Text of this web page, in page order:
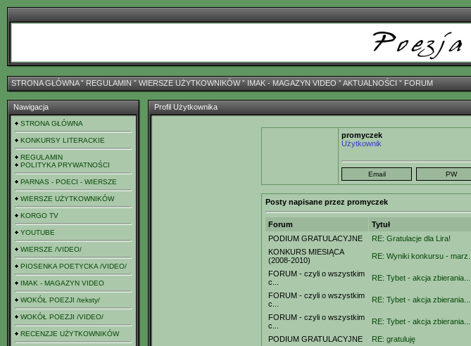
STRONA GŁÓWNAˇ REGULAMIN ˇ WIERSZE UŻYTKOWNIKÓWˇ IMAK - MAGAZYN VIDEO ˇAKTUALNOŚCI ˇ FORUM
Nawigacja
STRONA GŁÓWNA
KONKURSY LITERACKIE
REGULAMIN
POLITYKA PRYWATNOŚCI
PARNAS - POECI - WIERSZE
WIERSZE UŻYTKOWNIKÓW
KORGO TV
YOUTUBE
WIERSZE /VIDEO/
PIOSENKA POETYCKA /VIDEO/
IMAK - MAGAZYN VIDEO
WOKÓŁ POEZJI /teksty/
WOKÓŁ POEZJI /VIDEO/
RECENZJE UŻYTKOWNIKÓW
Profil Użytkownika
promyczek
Użytkownik
Posty napisane przez promyczek
Forum Tytuł
PODIUM GRATULACYJNE
RE: Gratulacje dla Lira!
KONKURS MIESIĄCA
(2008-2010)
RE: Wyniki konkursu - marz...
FORUM - czyli o wszystkim
c...
RE: Tybet - akcja zbierania...
FORUM - czyli o wszystkim
c...
RE: Tybet - akcja zbierania...
FORUM - czyli o wszystkim
c...
RE: Tybet - akcja zbierania...
PODIUM GRATULACYJNE RE: gratuluję